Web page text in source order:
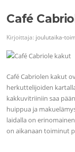
Café
Kirjoittaja: joulutaika-
Café Cabriolen kakut
herkuttelijoiden
kakkuvitriiniin saa
huippua ja
laidalla on
on aikanaan toiminut